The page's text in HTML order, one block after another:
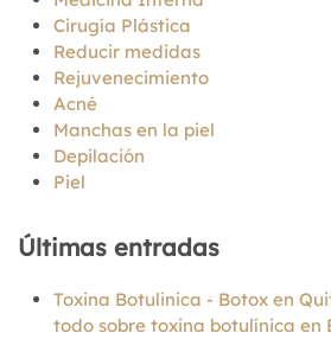
Cirugía Plástica
Reducir medidas
Rejuvenecimiento
Acné
Manchas en la piel
Depilación
Piel
Últimas entradas
Toxina Botulinica - Botox en
todo sobre toxina botulínica en